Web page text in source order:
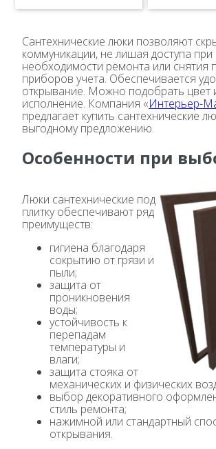
Сантехнические люки позволяют
коммуникации, не лишая доступа при
необходимости ремонта или снятия
приборов учета. Обеспечивается
открывание. Можно подобрать цвет
исполнение. Компания «Интерьер-
предлагает купить сантехнические
выгодному предложению.
Особенности при
Люки сантехнические под
плитку обеспечивают ряд
преимуществ:
гигиена благодаря
сокрытию от грязи и
пыли;
защита от
проникновения
воды;
устойчивость к
перепадам
температуры и
влаги;
защита стояка от
механических и физических
выбор декоративного
стиль ремонта;
нажимной или стандартный
открывания.